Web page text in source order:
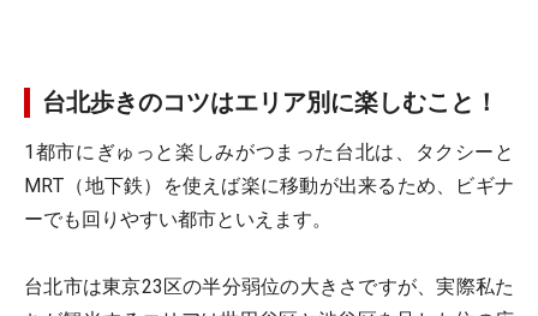
台北歩きのコツはエリア別に楽しむこと！
1都市にぎゅっと楽しみがつまった台北は、タクシーと
MRT（地下鉄）を使えば楽に移動が出来るため、ビギナ
ーでも回りやすい都市といえます。
台北市は東京23区の半分弱位の大きさですが、実際私た